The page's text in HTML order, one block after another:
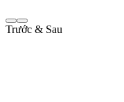
Trước & Sau